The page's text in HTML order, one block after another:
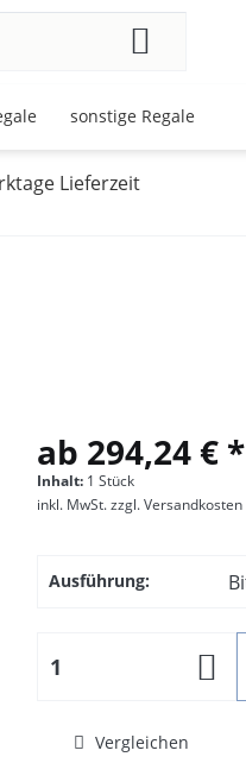
sonstige Regale
Lieferzeit
ab 294,24 € *
Inhalt: 1 Stück
inkl. MwSt.zzgl. Versandkosten
Ausführung:
Vergleichen